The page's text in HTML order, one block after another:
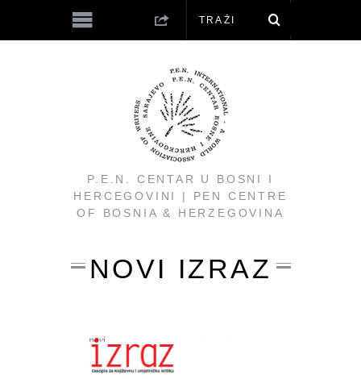
P.E.N. CENTAR U BOSNI I
HERCEGOVINI | PEN CENTRE
OF BOSNIA & HERZEGOVINA
NOVI IZRAZ